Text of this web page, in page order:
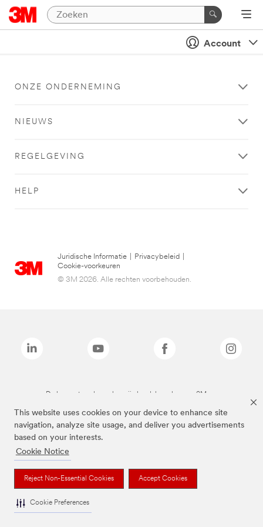
This website uses cookies on your device to enhance site
navigation, analyze site usage, and deliver you advertisements
based on your interests.
Cookie Notice
Reject Non-Essential Cookies Accept Cookies
Cookie Preferences
Account
ONZE ONDERNEMING
NIEUWS
REGELGEVING
HELP
Juridische Informatie Privacybeleid
Cookie-voorkeuren
© 3M 2026. Alle rechten voorbehouden.
De bovenstaande merken zijn handelsmerken van 3M.we